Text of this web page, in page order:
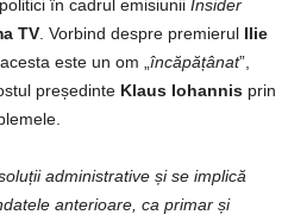
în cadrul emisiunii Insider
TV . Vorbind despre premierul Ilie
este un om „ încăpățânat”,
președinte Klaus Iohannis prin
administrative și se implică
anterioare, ca primar și